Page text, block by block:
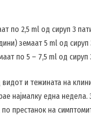
по 2,5 ml од сируп 3
земаат 5 ml од сируп
по 5 – 7,5 ml од сируп
и тежината на
најмалку една недела.
престанок на